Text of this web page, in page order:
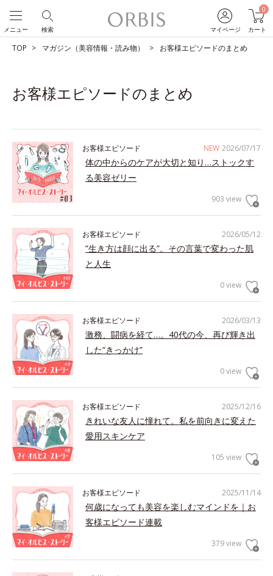
マイページ
0
カート
検索
メニュー
TOP マガジン（美容情報・読み物） お客様エピソードのまとめ
お客様エピソードのまとめ
NEW 2026/07/17
お客様エピソード
体の中からのケアが大切と知り…ストックす
る美容ゼリー
903 view
2026/05/12
お客様エピソード
”生き方は顔に出る”。その言葉で変わった肌
と人生
0 view
2026/03/13
お客様エピソード
激務、闘病を経て…。40代の今、再び輝き出
した“きっかけ”
0 view
2025/12/16
お客様エピソード
きれいな友人に憧れて。私を前向きに変えた
愛用スキンケア
105 view
2025/11/14
お客様エピソード
何歳になっても美容を楽しむマインドを｜お
客様エピソード連載
379 view